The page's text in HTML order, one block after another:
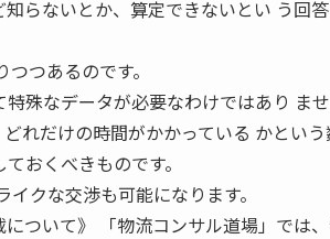
らないとか、算定できないとい う回
つあるのです。
殊なデータが必要なわけではあり ませ
れだけの時間がかかっている かという
おくべきものです。
クな交渉も可能になります。
ついて》 「物流コンサル道場」では